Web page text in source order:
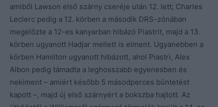
amiből Lawson első szárny cseréje után 12. lett; Charles
Leclerc pedig a 12. körben a második DRS-zónában
megelőzte a 12-es kanyarban hibázó Piastrit, majd a 13.
körben ugyanott Hadjar mellett is elment. Ugyanebben a
körben Hamilton ugyanott hibázott, ahol Piastri, Alex
Albon pedig támadta a leghosszabb egyenesben és
nekiment – amiért később 5 másodperces büntetést
kapott –, majd új első szárnyért a bokszba hajtott. Az